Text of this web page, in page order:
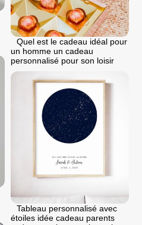
Quel est le cadeau idéal pour
un homme un cadeau
personnalisé pour son loisir
Tableau personnalisé avec
étoiles idée cadeau parents